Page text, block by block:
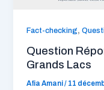
Fact-checking,
Question
Grands Lacs
Afia Amani/ 11